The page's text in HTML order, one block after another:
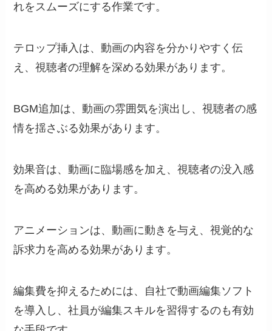
れをスムーズにする作業です。
テロップ挿入は、動画の内容を分かりやすく伝
え、視聴者の理解を深める効果があります。
BGM追加は、動画の雰囲気を演出し、視聴者の感
情を揺さぶる効果があります。
効果音は、動画に臨場感を加え、視聴者の没入感
を高める効果があります。
アニメーションは、動画に動きを与え、視覚的な
訴求力を高める効果があります。
編集費を抑えるためには、自社で動画編集ソフト
を導入し、社員が編集スキルを習得するのも有効